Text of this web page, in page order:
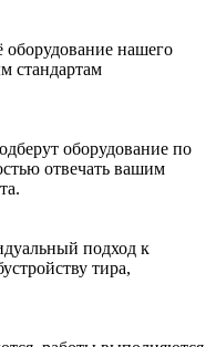
оборудование нашего
стандартам
оборудование по
отвечать вашим
подход к
тира,